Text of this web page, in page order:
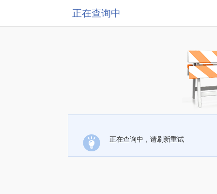
正在查询中
正在查询中，请刷新重试